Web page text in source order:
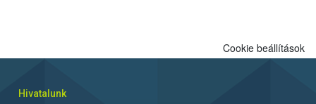
Cookie beállítások
Hivatalunk